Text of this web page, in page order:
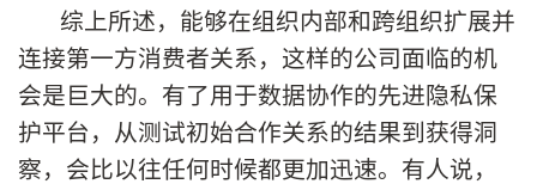
综上所述，能够在组织内部和跨组织扩展并
连接第一方消费者关系，这样的公司面临的机
会是巨大的。有了用于数据协作的先进隐私保
护平台，从测试初始合作关系的结果到获得洞
察，会比以往任何时候都更加迅速。有人说，